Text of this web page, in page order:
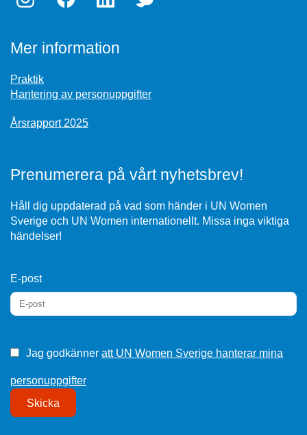
Mer information
Praktik
Hantering av personuppgifter
Årsrapport 2025
Prenumerera på vårt nyhetsbrev!
Håll dig uppdaterad på vad som händer i UN Women
Sverige och UN Women internationellt. Missa inga viktiga
händelser!
E-post
Jag godkänner att UN Women Sverige hanterar mina
personuppgifter
Skicka